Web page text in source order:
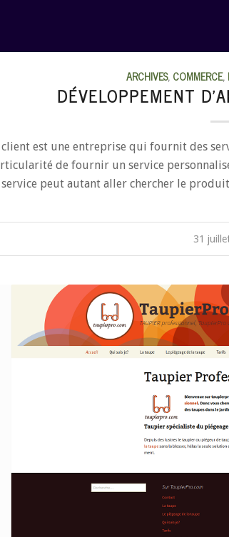
ARCHIVES, COMMERCE,
DÉVELOPPEMENT
client est une entreprise qui fournit des
de fournir un service
service peut autant aller chercher le
31